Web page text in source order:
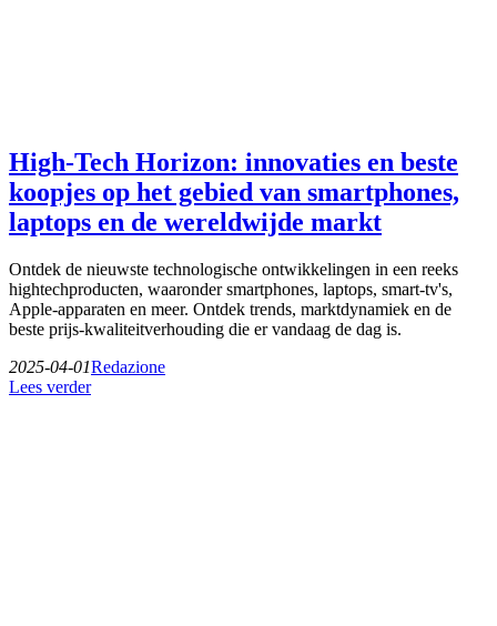
High-Tech Horizon: innovaties en beste
koopjes op het gebied van smartphones,
laptops en de wereldwijde markt
Ontdek de nieuwste technologische ontwikkelingen in een reeks
hightechproducten, waaronder smartphones, laptops, smart-tv's,
Apple-apparaten en meer. Ontdek trends, marktdynamiek en de
beste prijs-kwaliteitverhouding die er vandaag de dag is.
2025-04-01Redazione
Lees verder